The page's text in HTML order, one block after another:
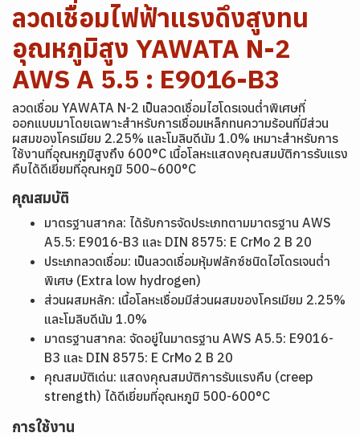
ลวดเชื่อมไฟฟ้าแรงดึงสูงทน
อุณหภูมิสูง YAWATA N-2
AWS A 5.5 : E9016-B3
ลวดเชื่อม YAWATA N-2 เป็นลวดเชื่อมไฮโดรเจนต่ำพิเศษที่
ออกแบบมาโดยเฉพาะสำหรับการเชื่อมเหล็กทนความร้อนที่มีส่วน
ผสมของโครเมียม 2.25% และโมลิบดีนัม 1.0% เหมาะสำหรับการ
ใช้งานที่อุณหภูมิสูงถึง 600°C เนื้อโลหะแสดงคุณสมบัติการรับแรง
คืบได้ดีเยี่ยมที่อุณหภูมิ 500~600°C
คุณสมบัติ
มาตรฐานสากล: ได้รับการจัดประเภทตามมาตรฐาน AWS
A5.5: E9016-B3 และ DIN 8575: E CrMo 2 B 20
ประเภทลวดเชื่อม: เป็นลวดเชื่อมหุ้มฟลักซ์ชนิดไฮโดรเจนต่ำ
พิเศษ (Extra low hydrogen)
ส่วนผสมหลัก: เนื้อโลหะเชื่อมมีส่วนผสมของโครเมียม 2.25%
และโมลิบดีนัม 1.0%
มาตรฐานสากล: จัดอยู่ในมาตรฐาน AWS A5.5: E9016-
B3 และ DIN 8575: E CrMo 2 B 20
คุณสมบัติเด่น: แสดงคุณสมบัติการรับแรงคืบ (creep
strength) ได้ดีเยี่ยมที่อุณหภูมิ 500-600°C
การใช้งาน